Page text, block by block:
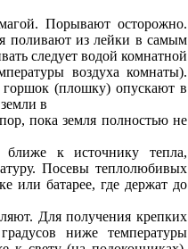
Порывают осторожно.
поливают из лейки в самым
следует водой комнатной
воздуха комнаты).
(плошку) опускают в
в
пока земля полностью не
к источнику тепла,
Посевы теплолюбивых
или батарее, где держат до
Для получения крепких
ниже температуры